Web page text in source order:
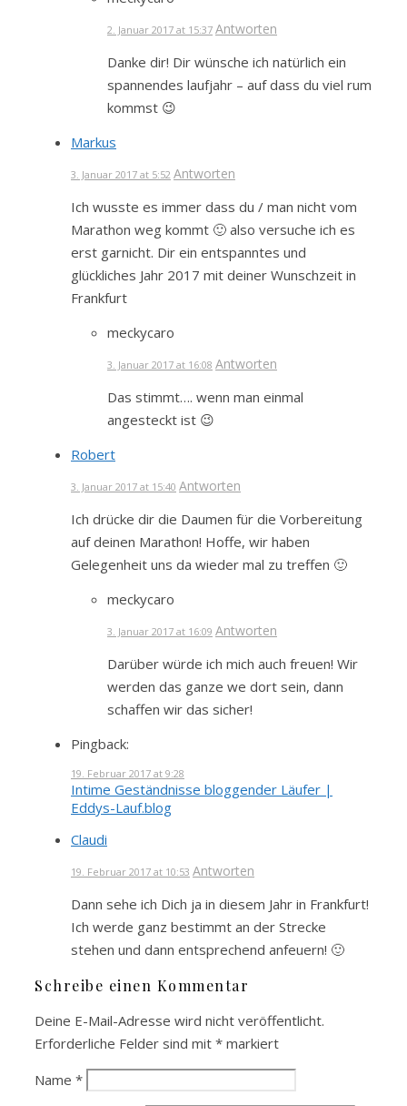
2. Januar 2017 at 15:37 Antworten
Danke dir! Dir wünsche ich natürlich ein
spannendes laufjahr – auf dass du viel rum
kommst 😉
Markus
3. Januar 2017 at 5:52 Antworten
Ich wusste es immer dass du / man nicht vom
Marathon weg kommt 🙂 also versuche ich es
erst garnicht. Dir ein entspanntes und
glückliches Jahr 2017 mit deiner Wunschzeit in
Frankfurt
meckycaro
3. Januar 2017 at 16:08 Antworten
Das stimmt…. wenn man einmal
angesteckt ist 😉
Robert
3. Januar 2017 at 15:40 Antworten
Ich drücke dir die Daumen für die Vorbereitung
auf deinen Marathon! Hoffe, wir haben
Gelegenheit uns da wieder mal zu treffen 🙂
meckycaro
3. Januar 2017 at 16:09 Antworten
Darüber würde ich mich auch freuen! Wir
werden das ganze we dort sein, dann
schaffen wir das sicher!
Pingback:
19. Februar 2017 at 9:28
Intime Geständnisse bloggender Läufer |
Eddys-Lauf.blog
Claudi
19. Februar 2017 at 10:53 Antworten
Dann sehe ich Dich ja in diesem Jahr in Frankfurt!
Ich werde ganz bestimmt an der Strecke
stehen und dann entsprechend anfeuern! 🙂
Schreibe einen Kommentar
Deine E-Mail-Adresse wird nicht veröffentlicht.
Erforderliche Felder sind mit * markiert
Name *